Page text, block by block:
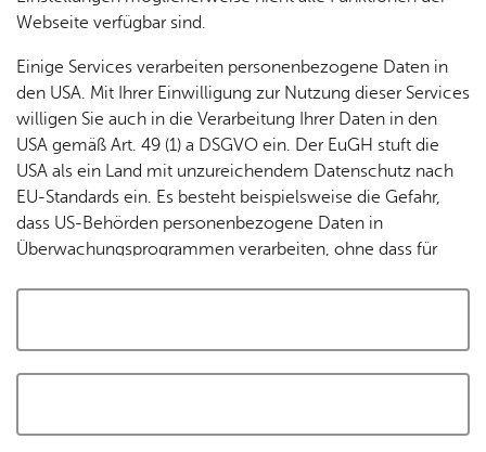
personalisieren und zu verbessern. Weitere Informationen
finden Sie in unsererDatenschutzerklärung
Cookies akzeptieren und Karte laden
Webseite verfügbar sind.
Einige Services verarbeiten personenbezogene Daten in
den USA. Mit Ihrer Einwilligung zur Nutzung dieser Services
willigen Sie auch in die Verarbeitung Ihrer Daten in den
USA gemäß Art. 49 (1) a DSGVO ein. Der EuGH stuft die
USA als ein Land mit unzureichendem Datenschutz nach
EU-Standards ein. Es besteht beispielsweise die Gefahr,
dass US-Behörden personenbezogene Daten in
Überwachungsprogrammen verarbeiten, ohne dass für